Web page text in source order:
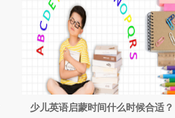
少儿英语启蒙时间什么时候合适？